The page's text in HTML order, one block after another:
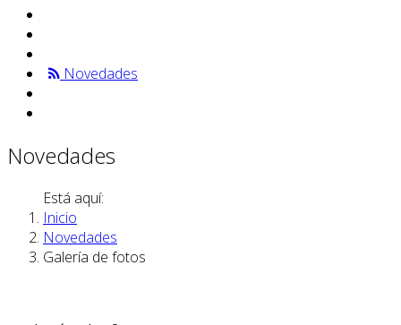
Novedades
Novedades
Está aquí:
Inicio
Novedades
Galería de fotos